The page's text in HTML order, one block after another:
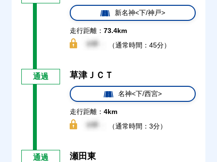
新名神<下/神戸>
走行距離： 73.4km
（通常時間：45分）
通過 草津ＪＣＴ
名神<下/西宮>
走行距離： 4km
（通常時間：3分）
通過 瀬田東